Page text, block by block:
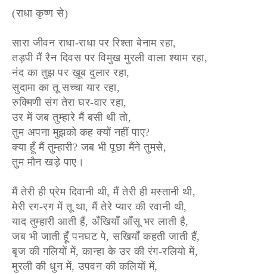
(राधा कृष्ण से)
सारा जीवन राधा-राधा पर रिश्ता बेनाम रहा,
तड़पी मैं रैन दिवस पर विमुख मुरली वाला श्याम रहा,
नंद का तुझ पर ख़ूब दुलार रहा,
सुदामा का तू सच्चा यार रहा,
रुक्मिणी संग तेरा घर-वार रहा,
उर में जब तुम्हारे मैं बसी थी तो,
तुम अपना मुझको कह क्यों नहीं पाए?
क्या हूँ मैं तुम्हारी? जब भी पूछा मैंने तुमसे,
तुम मौन खड़े पाए।
मैं तेरी ही प्रेम दिवानी थी, मैं तेरी ही मस्तानी थी,
मेरी रग-रग में तू था, मैं तेरे प्यार की रवानी थी,
याद तुम्हारी आती हैं, अँखियाँ आँसू भर लाती है,
जब भी जाती हूँ पनघट पे, सखियाँ कहती जाती हैं,
बृज की गलियों में, कान्हा के उर की रंग-रलियो में,
मुरली की धुन में, उपवन की कलियों में,